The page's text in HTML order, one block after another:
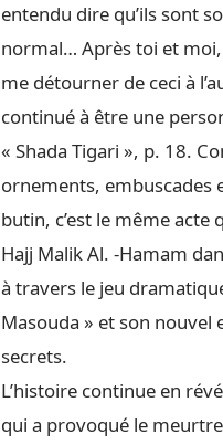
entendu dire qu’ils sont
normal… Après toi et moi,
me détourner de ceci à
continué à être une
« Shada Tigari », p. 18.
ornements, embuscades
butin, c’est le même acte
Hajj Malik Al. -Hamam
à travers le jeu
Masouda » et son nouvel
secrets.
L’histoire continue en
qui a provoqué le meurtre